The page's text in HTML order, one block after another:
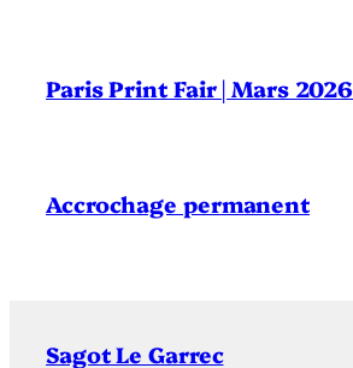
Paris Print Fair | Mars 2026
Accrochage permanent
Sagot Le Garrec